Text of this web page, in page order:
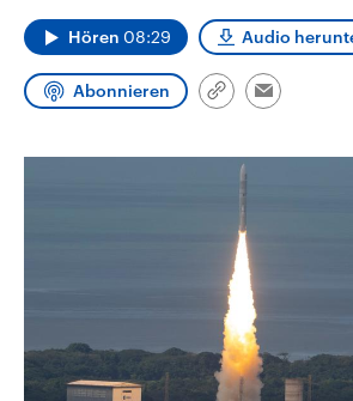
und Kandidaten der anstehenden
Wahl. Hören 08:29 Audio
Abonnieren
Link
Email